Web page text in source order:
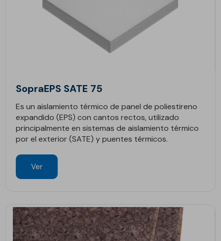
SopraEPS SATE 75
Es un aislamiento térmico de panel de poliestireno
expandido (EPS) con cantos rectos, utilizado
principalmente en sistemas de aislamiento térmico
por el exterior (SATE) y puentes térmicos.
Ver